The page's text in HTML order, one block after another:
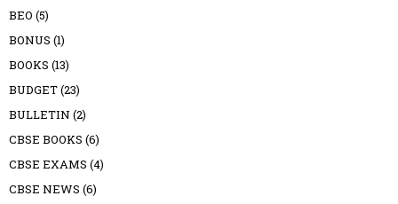
BEO (5)
BONUS (1)
BOOKS (13)
BUDGET(23)
BULLETIN (2)
CBSE BOOKS (6)
CBSE EXAMS (4)
CBSE NEWS (6)